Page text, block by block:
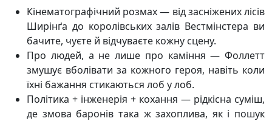
Кінематографічний розмах — від засніжених лісів
Ширінґа до королівських залів Вестмінстера ви
бачите, чуєте й відчуваєте кожну сцену.
Про людей, а не лише про каміння — Фоллетт
змушує вболівати за кожного героя, навіть коли
їхні бажання стикаються лоб у лоб.
Політика + інженерія + кохання — рідкісна суміш,
де змова баронів така ж захоплива, як і пошук